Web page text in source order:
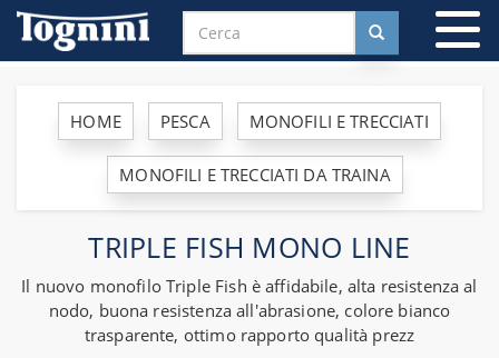
HOME PESCA MONOFILI E TRECCIATI
MONOFILI E TRECCIATI DA TRAINA
TRIPLE FISH MONO LINE
Il nuovo monofilo Triple Fish è affidabile, alta resistenza al
nodo, buona resistenza all'abrasione, colore bianco
trasparente, ottimo rapporto qualità prezz